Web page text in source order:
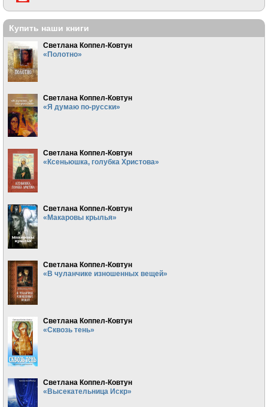
Купить наши книги
Светлана Коппел-Ковтун
«Полотно»
Светлана Коппел-Ковтун
«Я думаю по-русски»
Светлана Коппел-Ковтун
«Ксеньюшка, голубка Христова»
Светлана Коппел-Ковтун
«Макаровы крылья»
Светлана Коппел-Ковтун
«В чуланчике изношенных вещей»
Светлана Коппел-Ковтун
«Сквозь тень»
Светлана Коппел-Ковтун
«Высекательница Искр»